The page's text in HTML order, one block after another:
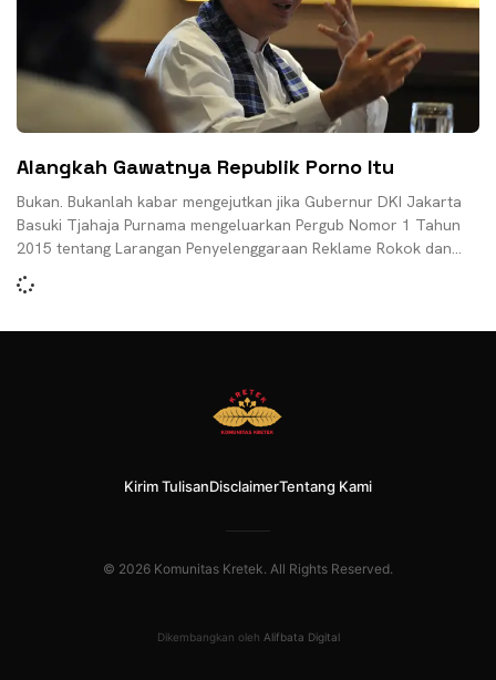
Alangkah Gawatnya Republik Porno Itu
Bukan. Bukanlah kabar mengejutkan jika Gubernur DKI Jakarta
Basuki Tjahaja Purnama mengeluarkan Pergub Nomor 1 Tahun
2015 tentang Larangan Penyelenggaraan Reklame Rokok dan
Produk Tembakau
Kirim TulisanDisclaimerTentang Kami
© 2026 Komunitas Kretek. All Rights Reserved.
Dikembangkan oleh Alifbata Digital